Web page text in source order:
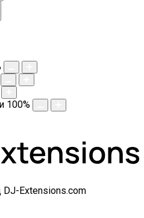
100%
DJ-Extensions.com